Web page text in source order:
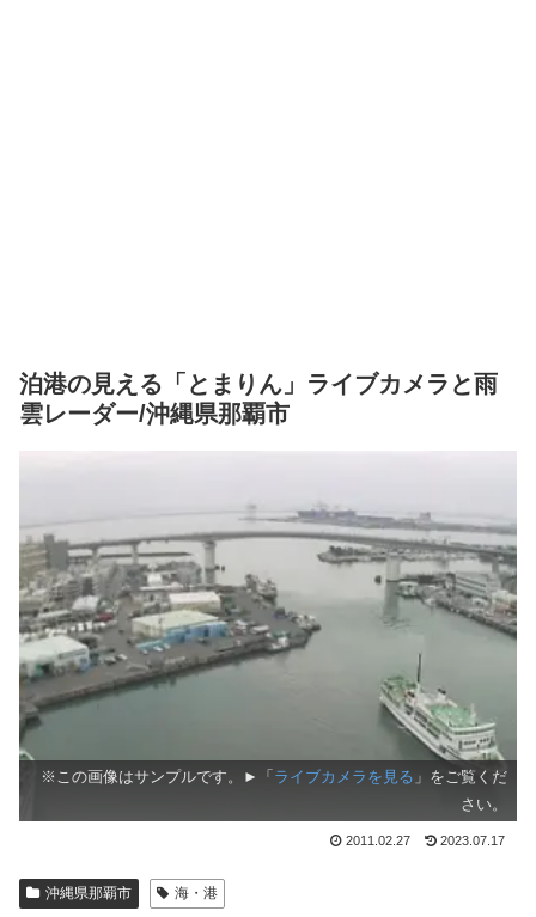
泊港の見える「とまりん」ライブカメラと雨
雲レーダー/沖縄県那覇市
※この画像はサンプルです。►「 ライブカメラを見る 」をご覧くだ
さい。
2011.02.27 2023.07.17
沖縄県那覇市 海・港